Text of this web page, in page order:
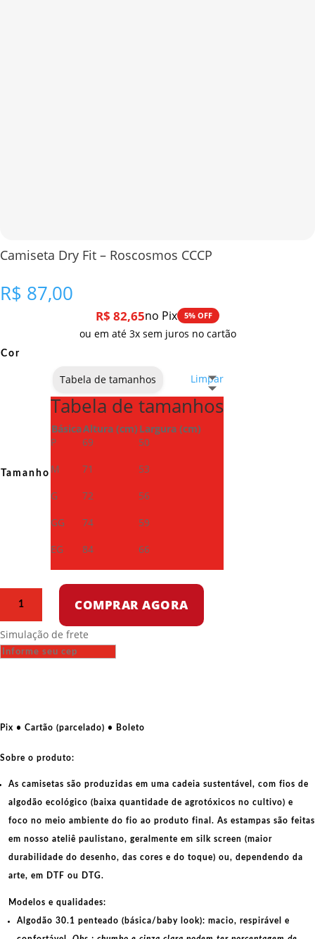
Camiseta Dry Fit – Roscosmos CCCP
R$ 87,00
R$ 82,65no Pix 5% OFF
ou em até 3x sem juros no cartão
Cor
Tamanho
Limpar
Tabela de tamanhos
Tabela de tamanhos
BásicaAltura (cm) Largura (cm)
P
69
50
M
71
53
G
72
56
GG
74
59
EG
84 66
-
Roscosmos
COMPRAR AGORA
Simulação de frete
Pix • Cartão (parcelado) • Boleto
Sobre o produto:
As camisetas são produzidas em uma cadeia sustentável, com fios de
algodão ecológico (baixa quantidade de agrotóxicos no cultivo) e
foco no meio ambiente do fio ao produto final. As estampas são feitas
em nosso ateliê paulistano, geralmente em silk screen (maior
durabilidade do desenho, das cores e do toque) ou, dependendo da
arte, em DTF ou DTG.
Modelos e qualidades:
Algodão 30.1 penteado (básica/baby look): macio, respirável e